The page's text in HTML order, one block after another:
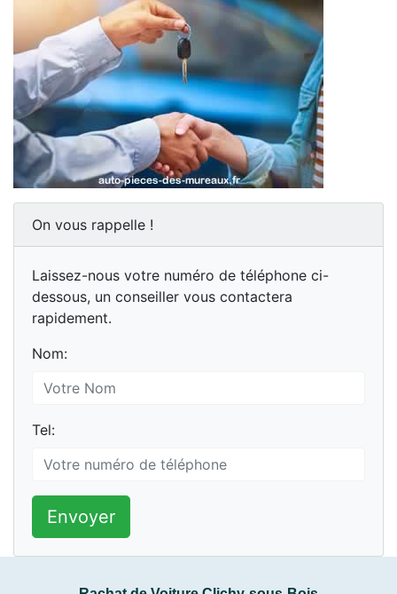
On vous rappelle !
Laissez-nous votre numéro de téléphone ci-
dessous, un conseiller vous contactera
rapidement.
Nom:
Tel:
Envoyer